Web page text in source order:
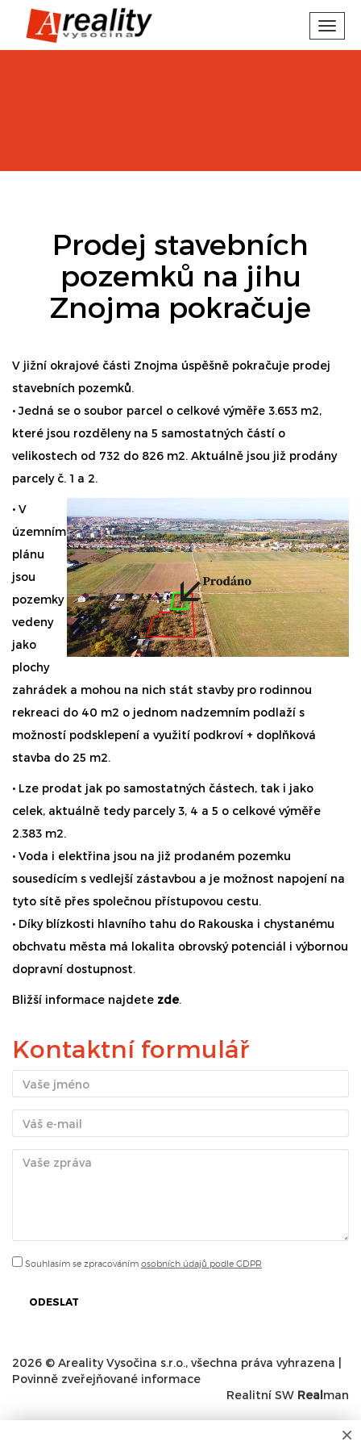
Prodej stavebních
pozemků na jihu
Znojma pokračuje
V jižní okrajové části Znojma úspěšně pokračuje prodej
stavebních pozemků.
• Jedná se o soubor parcel o celkové výměře 3.653 m2,
které jsou rozděleny na 5 samostatných částí o
velikostech od 732 do 826 m2. Aktuálně jsou již prodány
parcely č. 1 a 2.
• V
územním
plánu
jsou
pozemky
vedeny
jako
plochy
zahrádek a mohou na nich stát stavby pro rodinnou
rekreaci do 40 m2 o jednom nadzemním podlaží s
možností podsklepení a využití podkroví + doplňková
stavba do 25 m2.
• Lze prodat jak po samostatných částech, tak i jako
celek, aktuálně tedy parcely 3, 4 a 5 o celkové výměře
2.383 m2.
• Voda i elektřina jsou na již prodaném pozemku
sousedícím s vedlejší zástavbou a je možnost napojení na
tyto sítě přes společnou přístupovou cestu.
• Díky blízkosti hlavního tahu do Rakouska i chystanému
obchvatu města má lokalita obrovský potenciál i výbornou
dopravní dostupnost.
Bližší informace najdete zde.
Kontaktní formulář
Souhlasím se zpracováním osobních údajů podle GDPR
ODESLAT
2026 © Areality Vysočina s.r.o., všechna práva vyhrazena |
Povinně zveřejňované informace
Realitní SW Realman
×